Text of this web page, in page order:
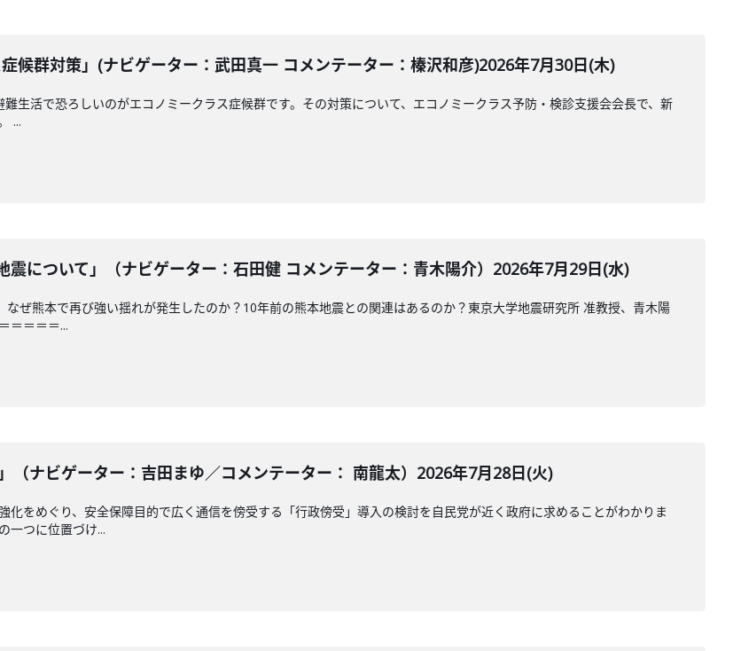
候群対策」(ナビゲーター：武田真一 コメンテーター：榛沢和彦)2026年7月30日(木)
生活で恐ろしいのがエコノミークラス症候群です。その対策について、エコノミークラス予防・検診支援会会長で、新
...
震について」（ナビゲーター：石田健 コメンテーター：青木陽介）2026年7月29日(水)
ぜ熊本で再び強い揺れが発生したのか？10年前の熊本地震との関連はあるのか？東京大学地震研究所 准教授、青木陽
＝＝＝＝...
（ナビゲーター：吉田まゆ／コメンテーター： 南龍太）2026年7月28日(火)
化をめぐり、安全保障目的で広く通信を傍受する「行政傍受」導入の検討を自民党が近く政府に求めることがわかりま
一つに位置づけ...